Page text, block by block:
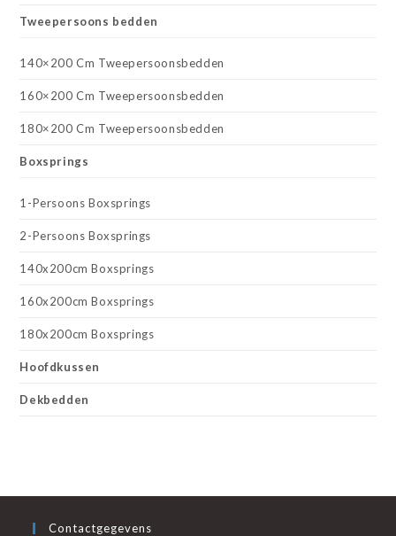
Tweepersoons bedden
140×200 Cm Tweepersoonsbedden
160×200 Cm Tweepersoonsbedden
180×200 Cm Tweepersoonsbedden
Boxsprings
1-Persoons Boxsprings
2-Persoons Boxsprings
140x200cm Boxsprings
160x200cm Boxsprings
180x200cm Boxsprings
Hoofdkussen
Dekbedden
Contactgegevens